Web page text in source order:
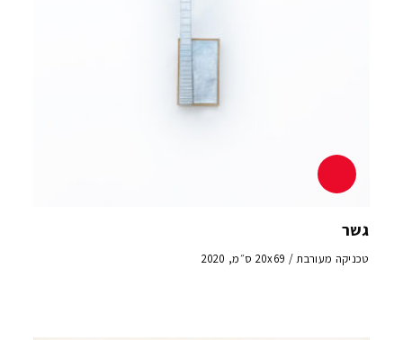
גשר
טכניקה מעורבת / 20x69 ס״מ, 2020